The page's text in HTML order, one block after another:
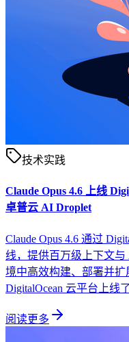
技术实践
Claude Opus 4.6 上线
卓普云 AI Droplet
Claude Opus 4.6 通过
线，提供百万级上下文与
境中高效构建、部署并扩
DigitalOcean 云平台上线
阅读更多